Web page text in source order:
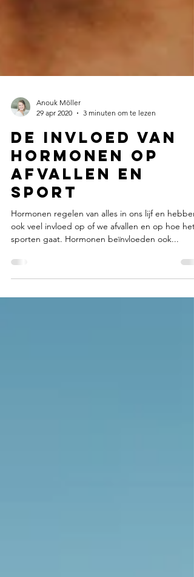
29 apr 2020
3 minuten om te lezen
De invloed van
hormonen op
afvallen en
sport
Hormonen regelen van alles in ons lijf en hebben
ook veel invloed op of we afvallen en op hoe het
sporten gaat. Hormonen beïnvloeden ook...